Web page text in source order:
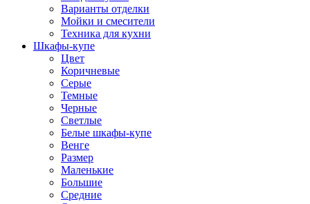
Варианты отделки
Мойки и смесители
Техника для кухни
Шкафы-купе
Цвет
Коричневые
Серые
Темные
Черные
Светлые
Белые шкафы-купе
Венге
Размер
Маленькие
Большие
Средние